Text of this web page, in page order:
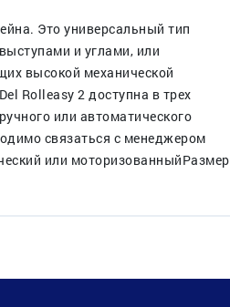
Это универсальный тип
и углами, или
высокой механической
Rolleasy 2 доступна в трех
или автоматического
связаться с менеджером
или моторизованныйРазмер